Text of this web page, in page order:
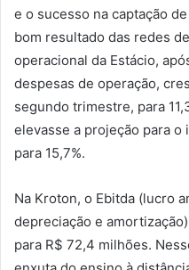
e o sucesso na captação
bom resultado das redes
operacional da Estácio,
despesas de operação,
segundo trimestre, para
elevasse a projeção para o
para 15,7%.
Na Kroton, o Ebitda (lucro
depreciação e
para R$ 72,4 milhões.